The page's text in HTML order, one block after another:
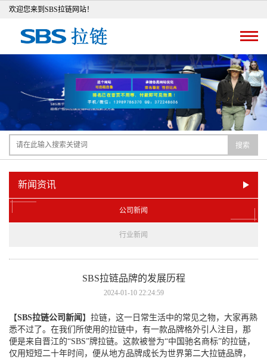
欢迎您来到SBS拉链网站！
搜索
新闻资讯
公司新闻
行业新闻
SBS拉链品牌的发展历程
2024-01-10 22:24:59
【SBS拉链公司新闻 】拉链，这一日常生活中的常见之物，大家再熟
悉不过了。在我们所使用的拉链中，有一款品牌格外引人注目，那
便是来自晋江的“SBS”牌拉链。这款被誉为“中国驰名商标”的拉链，
仅用短短二十年时间，便从地方品牌成长为世界第二大拉链品牌，